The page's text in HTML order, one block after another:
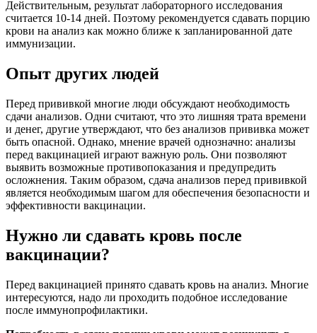
Действительным, результат лабораторного исследования
считается 10-14 дней. Поэтому рекомендуется сдавать порцию
крови на анализ как можно ближе к запланированной дате
иммунизации.
Опыт других людей
Перед прививкой многие люди обсуждают необходимость
сдачи анализов. Одни считают, что это лишняя трата времени
и денег, другие утверждают, что без анализов прививка может
быть опасной. Однако, мнение врачей однозначно: анализы
перед вакцинацией играют важную роль. Они позволяют
выявить возможные противопоказания и предупредить
осложнения. Таким образом, сдача анализов перед прививкой
является необходимым шагом для обеспечения безопасности и
эффективности вакцинации.
Нужно ли сдавать кровь после
вакцинации?
Перед вакцинацией принято сдавать кровь на анализ. Многие
интересуются, надо ли проходить подобное исследование
после иммунопрофилактики.